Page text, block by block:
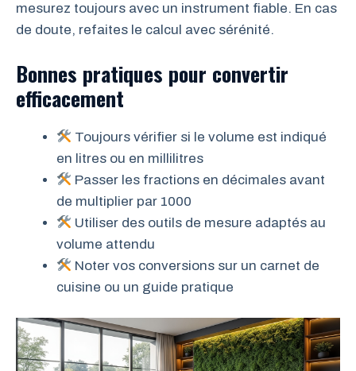
mesurez toujours avec un instrument fiable. En cas
de doute, refaites le calcul avec sérénité.
Bonnes pratiques pour convertir
efficacement
Toujours vérifier si le volume est indiqué
en litres ou en millilitres
Passer les fractions en décimales avant
de multiplier par 1000
Utiliser des outils de mesure adaptés au
volume attendu
Noter vos conversions sur un carnet de
cuisine ou un guide pratique